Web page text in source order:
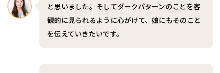
と思いました。そしてダークパターンのことを客
観的に見られるように心がけて、娘にもそのこと
を伝えていきたいです。